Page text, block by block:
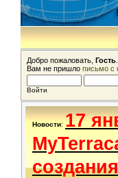
Добро пожаловать, Гость
Вам не пришло письмо с
Войти
Новости: 17